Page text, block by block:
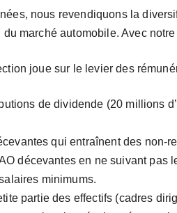
nous revendiquons la
du marché automobile. Avec
joue sur le levier des
de dividende (20 millions
qui entraînent des non-
décevantes en ne suivant pas
minimums.
partie des effectifs (cadres